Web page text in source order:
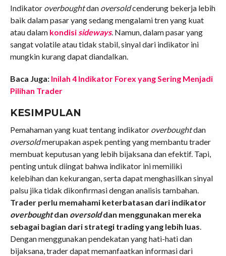
Indikator overboughtdan oversoldcenderung bekerja lebih
baik dalam pasar yang sedang mengalami tren yang kuat
atau dalam kondisi sideways. Namun, dalam pasar yang
sangat volatile atau tidak stabil, sinyal dari indikator ini
mungkin kurang dapat diandalkan.
Baca Juga: Inilah 4 Indikator Forex yang Sering Menjadi
Pilihan Trader
KESIMPULAN
Pemahaman yang kuat tentang indikator overboughtdan
oversoldmerupakan aspek penting yang membantu trader
membuat keputusan yang lebih bijaksana dan efektif. Tapi,
penting untuk diingat bahwa indikator ini memiliki
kelebihan dan kekurangan, serta dapat menghasilkan sinyal
palsu jika tidak dikonfirmasi dengan analisis tambahan.
Trader perlu memahami keterbatasan dari indikator
overboughtdan oversolddan menggunakan mereka
sebagai bagian dari strategi trading yang lebih luas.
Dengan menggunakan pendekatan yang hati-hati dan
bijaksana, trader dapat memanfaatkan informasi dari